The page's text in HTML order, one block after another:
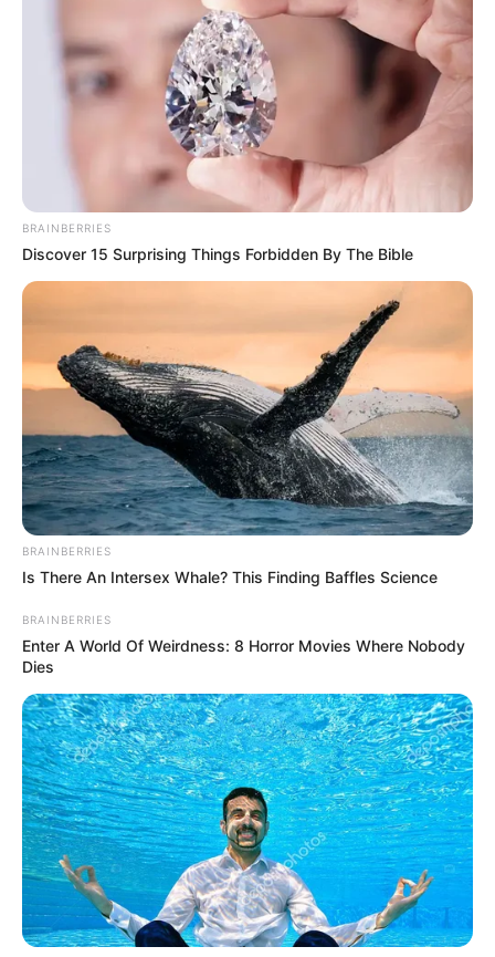
BRAINBERRIES
Discover 15 Surprising Things Forbidden By The Bible
BRAINBERRIES
Is There An Intersex Whale? This Finding Baffles Science
BRAINBERRIES
Enter A World Of Weirdness: 8 Horror Movies Where Nobody
Dies